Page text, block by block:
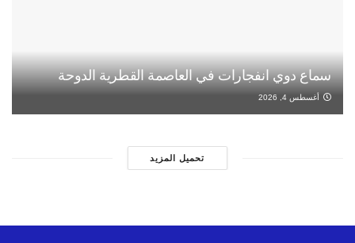
سماع دوي انفجارات في العاصمة القطرية الدوحة
أغسطس 4, 2026
تحميل المزيد